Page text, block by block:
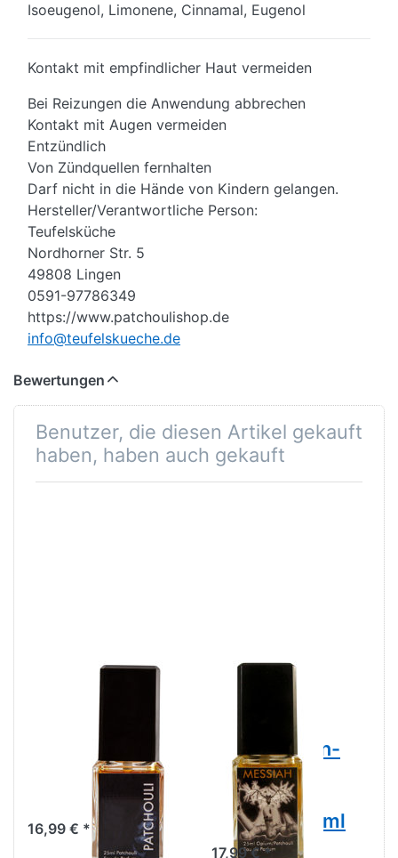
Isoeugenol, Limonene, Cinnamal, Eugenol
Kontakt mit empfindlicher Haut vermeiden
Bei Reizungen die Anwendung abbrechen
Kontakt mit Augen vermeiden
Entzündlich
Von Zündquellen fernhalten
Darf nicht in die Hände von Kindern gelangen.
Hersteller/Verantwortliche Person:
Teufelsküche
Nordhorner Str. 5
49808 Lingen
0591-97786349
https://www.patchoulishop.de
info@teufelskueche.de
Bewertungen
Benutzer, die diesen Artikel gekauft
haben, haben auch gekauft
Patchouly –
Zeitloser
Vintage-
Patchouli-Duft |
Eau de Parfum
16,99 € *
Patchouli
Messiah –
Patchouli &
dunkle Mohn-
Mystik im
Vintage-
Gewand, 25ml
17,99 € *